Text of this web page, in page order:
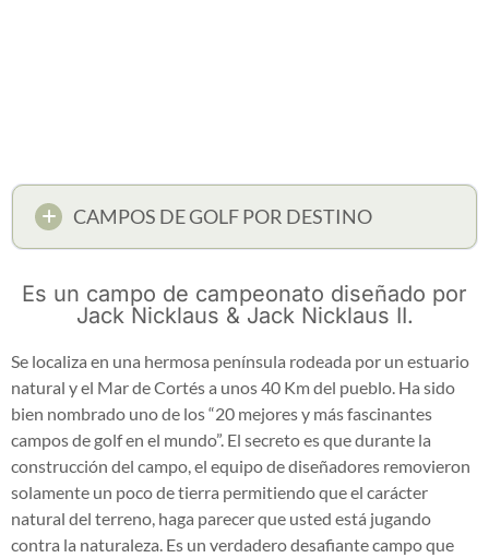
CAMPOS DE GOLF POR DESTINO
Es un campo de campeonato diseñado por
Jack Nicklaus & Jack Nicklaus II.
Se localiza en una hermosa península rodeada por un estuario
natural y el Mar de Cortés a unos 40 Km del pueblo. Ha sido
bien nombrado uno de los “20 mejores y más fascinantes
campos de golf en el mundo”. El secreto es que durante la
construcción del campo, el equipo de diseñadores removieron
solamente un poco de tierra permitiendo que el carácter
natural del terreno, haga parecer que usted está jugando
contra la naturaleza. Es un verdadero desafiante campo que